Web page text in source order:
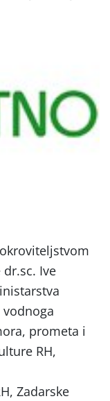
Ive
prometa i
RH,
Zadarske